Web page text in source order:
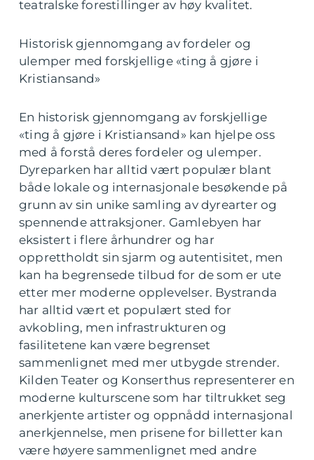
teatralske forestillinger av høy kvalitet.
Historisk gjennomgang av fordeler og
ulemper med forskjellige «ting å gjøre i
Kristiansand»
En historisk gjennomgang av forskjellige
«ting å gjøre i Kristiansand» kan hjelpe oss
med å forstå deres fordeler og ulemper.
Dyreparken har alltid vært populær blant
både lokale og internasjonale besøkende på
grunn av sin unike samling av dyrearter og
spennende attraksjoner. Gamlebyen har
eksistert i flere århundrer og har
opprettholdt sin sjarm og autentisitet, men
kan ha begrensede tilbud for de som er ute
etter mer moderne opplevelser. Bystranda
har alltid vært et populært sted for
avkobling, men infrastrukturen og
fasilitetene kan være begrenset
sammenlignet med mer utbygde strender.
Kilden Teater og Konserthus representerer en
moderne kulturscene som har tiltrukket seg
anerkjente artister og oppnådd internasjonal
anerkjennelse, men prisene for billetter kan
være høyere sammenlignet med andre